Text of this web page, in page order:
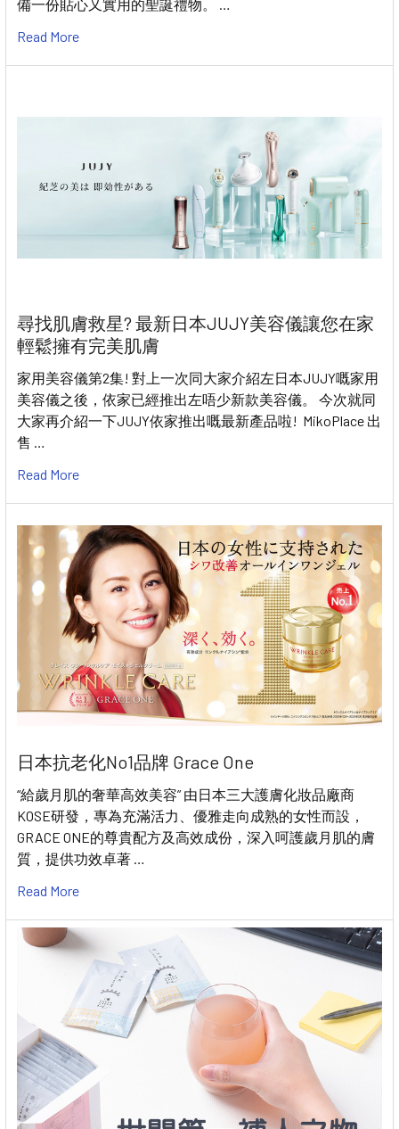
備一份貼心又實用的聖誕禮物。 …
Read More
尋找肌膚救星? 最新日本JUJY美容儀讓您在家
輕鬆擁有完美肌膚
家用美容儀第2集! 對上一次同大家介紹左日本JUJY嘅家用
美容儀之後，依家已經推出左唔少新款美容儀。 今次就同
大家再介紹一下JUJY依家推出嘅最新產品啦! MikoPlace 出
售 …
Read More
日本抗老化No1品牌 Grace One
“給歲月肌的奢華高效美容” 由日本三大護膚化妝品廠商
KOSE研發，專為充滿活力、優雅走向成熟的女性而設，
GRACE ONE的尊貴配方及高效成份，深入呵護歲月肌的膚
質，提供功效卓著 …
Read More